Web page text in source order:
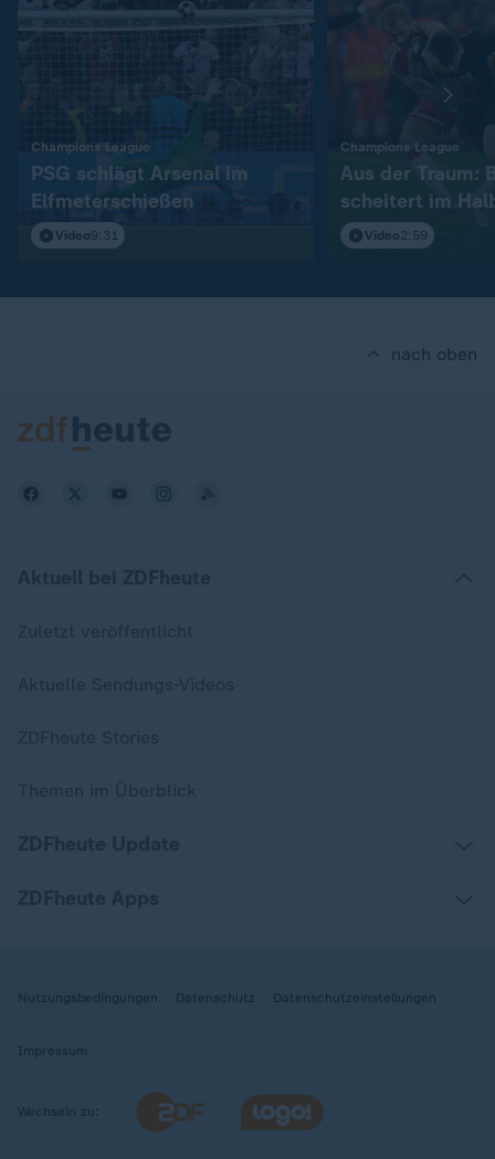
Champions League
PSG schlägt Arsenal im
Elfmeterschießen
Video9:31
Champions League
Aus der Traum:
scheitert im
Video2:59
nach oben
Nutzungsbedingungen Datenschutz Datenschutzeinstellungen
Impressum
Wechseln zu: